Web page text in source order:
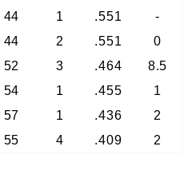
44 1 .551
-
44 2 .551
0
52 3 .464
8.5
54 1 .455
1
57 1 .436
2
55 4 .409 2